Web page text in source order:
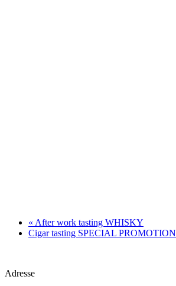
« After work tasting WHISKY
Cigar tasting SPECIAL PROMOTION
Adresse